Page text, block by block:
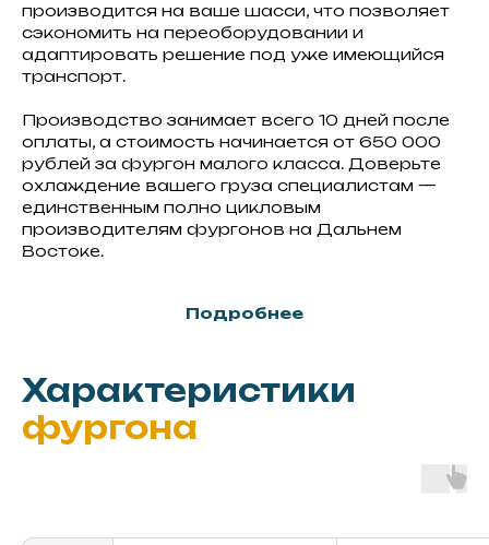
производится на ваше шасси, что позволяет
сэкономить на переоборудовании и
адаптировать решение под уже имеющийся
транспорт.
Производство занимает всего 10 дней после
оплаты, а стоимость начинается от 650 000
рублей за фургон малого класса. Доверьте
охлаждение вашего груза специалистам —
единственным полно цикловым
производителям фургонов на Дальнем
Востоке.
Подробнее
Характеристики
фургона